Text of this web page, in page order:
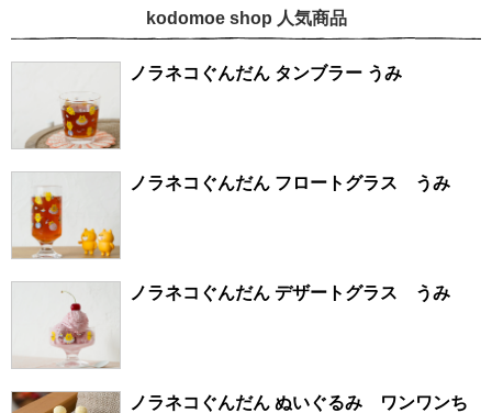
kodomoe shop 人気商品
ノラネコぐんだん タンブラー うみ
ノラネコぐんだん フロートグラス うみ
ノラネコぐんだん デザートグラス うみ
ノラネコぐんだん ぬいぐるみ ワンワンち